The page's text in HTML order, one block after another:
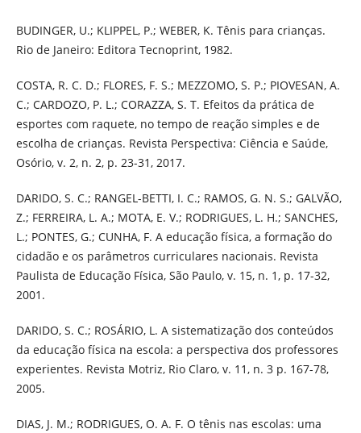
BUDINGER, U.; KLIPPEL, P.; WEBER, K. Tênis para crianças.
Rio de Janeiro: Editora Tecnoprint, 1982.
COSTA, R. C. D.; FLORES, F. S.; MEZZOMO, S. P.; PIOVESAN, A.
C.; CARDOZO, P. L.; CORAZZA, S. T. Efeitos da prática de
esportes com raquete, no tempo de reação simples e de
escolha de crianças. Revista Perspectiva: Ciência e Saúde,
Osório, v. 2, n. 2, p. 23-31, 2017.
DARIDO, S. C.; RANGEL-BETTI, I. C.; RAMOS, G. N. S.; GALVÃO,
Z.; FERREIRA, L. A.; MOTA, E. V.; RODRIGUES, L. H.; SANCHES,
L.; PONTES, G.; CUNHA, F. A educação física, a formação do
cidadão e os parâmetros curriculares nacionais. Revista
Paulista de Educação Física, São Paulo, v. 15, n. 1, p. 17-32,
2001.
DARIDO, S. C.; ROSÁRIO, L. A sistematização dos conteúdos
da educação física na escola: a perspectiva dos professores
experientes. Revista Motriz, Rio Claro, v. 11, n. 3 p. 167-78,
2005.
DIAS, J. M.; RODRIGUES, O. A. F. O tênis nas escolas: uma